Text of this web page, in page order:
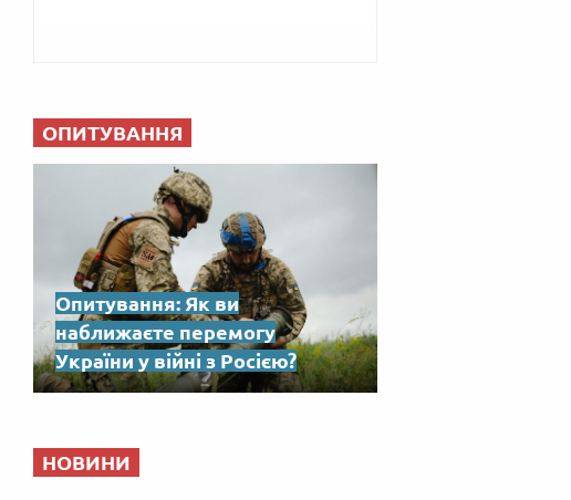
ОПИТУВАННЯ
Опитування: Як ви
наближаєте перемогу
України у війні з Росією?
НОВИНИ